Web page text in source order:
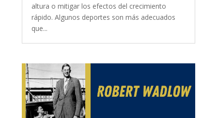
altura o mitigar los efectos del crecimiento
rápido. Algunos deportes son más adecuados
que...